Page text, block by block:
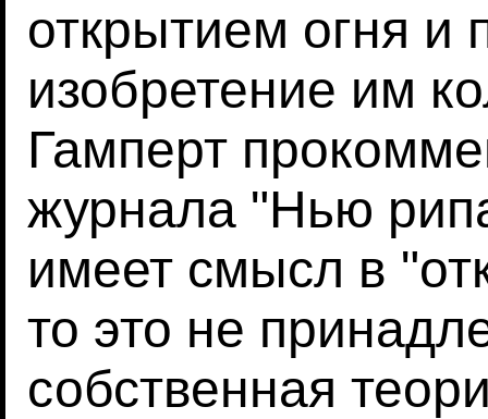
открытием огня и
изобретение им
Гамперт
журнала "Нью
имеет смысл в
то это не
собственная